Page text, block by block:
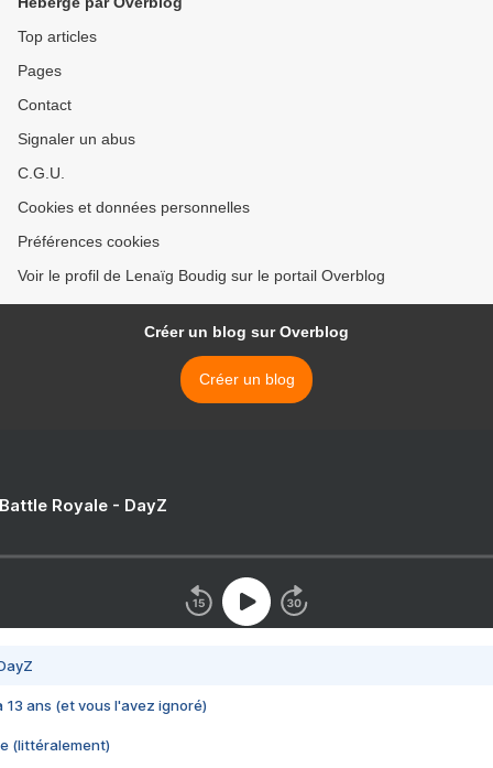
Top articles
Pages
Contact
Signaler un abus
C.G.U.
Cookies et données personnelles
Préférences cookies
Voir le profil de Lenaïg Boudig sur le portail Overblog
Créer un blog sur Overblog
Créer un blog
Royale - DayZ
13 ans (et vous l'avez ignoré)
(littéralement)